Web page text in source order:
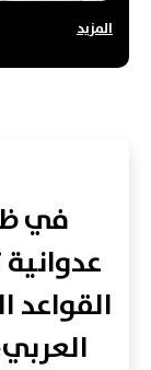
المزيد
في
القواعد